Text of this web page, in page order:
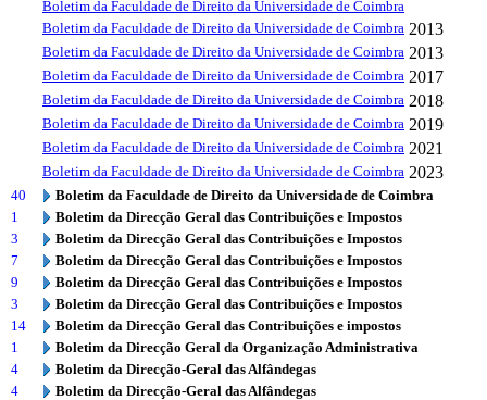
Boletim da Faculdade de Direito da Universidade de Coimbra
Boletim da Faculdade de Direito da Universidade de Coimbra 2013
Boletim da Faculdade de Direito da Universidade de Coimbra 2013
Boletim da Faculdade de Direito da Universidade de Coimbra 2017
Boletim da Faculdade de Direito da Universidade de Coimbra 2018
Boletim da Faculdade de Direito da Universidade de Coimbra 2019
Boletim da Faculdade de Direito da Universidade de Coimbra 2021
Boletim da Faculdade de Direito da Universidade de Coimbra 2023
40
Boletim da Faculdade de Direito da Universidade de Coimbra
1
Boletim da Direcção Geral das Contribuições e Impostos
3
Boletim da Direcção Geral das Contribuições e Impostos
7
Boletim da Direcção Geral das Contribuições e Impostos
9
Boletim da Direcção Geral das Contribuições e Impostos
3
Boletim da Direcção Geral das Contribuições e Impostos
14
Boletim da Direcção Geral das Contribuições e impostos
1
Boletim da Direcção Geral da Organização Administrativa
4
Boletim da Direcção-Geral das Alfândegas
4
Boletim da Direcção-Geral das Alfândegas